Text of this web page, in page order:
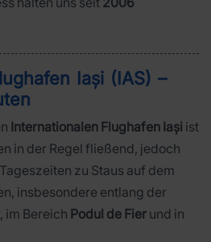
Iași (IAS) –
Internationalen Flughafen Iași ist
in der Regel fließend, jedoch
zu Staus auf dem
insbesondere entlang der
, im Bereich Podul de Fier und in